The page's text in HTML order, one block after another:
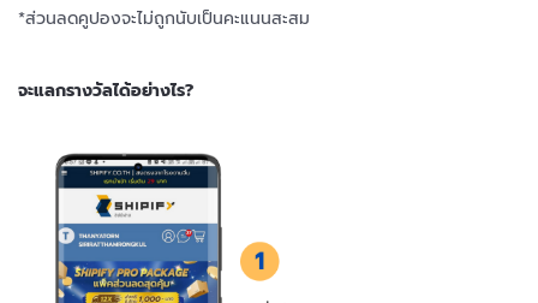
*ส่วนลดคูปองจะไม่ถูกนับเป็นคะแนนสะสม
จะแลกรางวัลได้อย่างไร?